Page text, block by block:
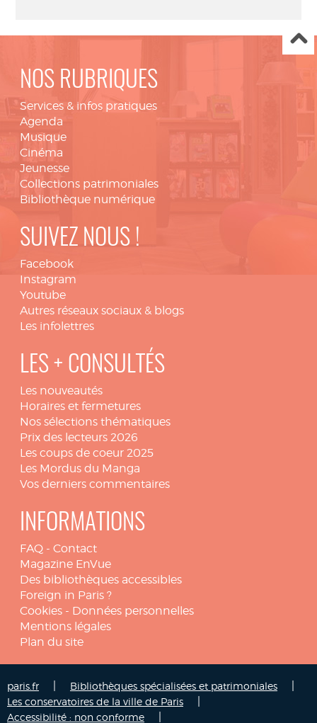
NOS RUBRIQUES
Services & infos pratiques
Agenda
Musique
Cinéma
Jeunesse
Collections patrimoniales
Bibliothèque numérique
SUIVEZ NOUS !
Facebook
Instagram
Youtube
Autres réseaux sociaux & blogs
Les infolettres
LES + CONSULTÉS
Les nouveautés
Horaires et fermetures
Nos sélections thématiques
Prix des lecteurs 2026
Les coups de coeur 2025
Les Mordus du Manga
Vos derniers commentaires
INFORMATIONS
FAQ - Contact
Magazine EnVue
Des bibliothèques accessibles
Foreign in Paris ?
Cookies - Données personnelles
Mentions légales
Plan du site
paris.fr Bibliothèques spécialisées et patrimoniales
Les conservatoires de la ville de Paris
Accessibilité : non conforme